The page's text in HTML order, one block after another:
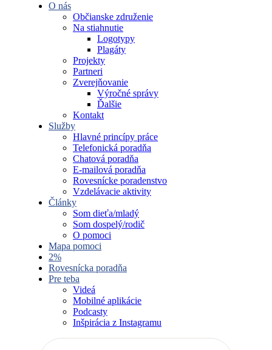
O nás
Občianske združenie
Na stiahnutie
Logotypy
Plagáty
Projekty
Partneri
Zverejňovanie
Výročné správy
Ďalšie
Kontakt
Služby
Hlavné princípy práce
Telefonická poradňa
Chatová poradňa
E-mailová poradňa
Rovesnícke poradenstvo
Vzdelávacie aktivity
Články
Som dieťa/mladý
Som dospelý/rodič
O pomoci
Mapa pomoci
2%
Rovesnícka poradňa
Pre teba
Videá
Mobilné aplikácie
Podcasty
Inšpirácia z Instagramu